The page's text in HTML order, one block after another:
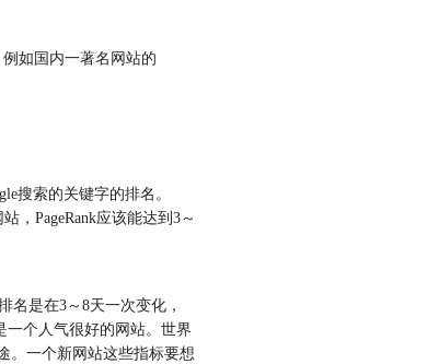
如国内一著名网站的
搜索的关键字的排名。
，PageRank应该能达到3～
是在3～8天一次变化，
一个人气很好的网站。世界
。一个新网站这些指标要想